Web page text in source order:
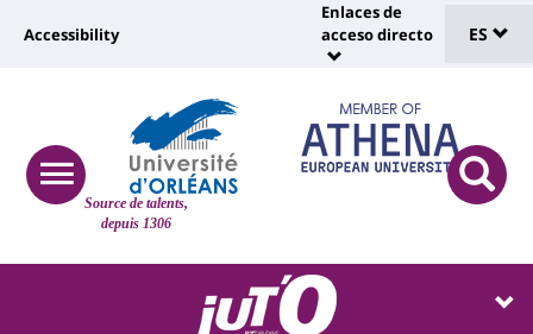
Site
Source de talents,
depuis 1306
responsive
menu
button
Université
vers
page
accessibilité
Accessibility
:
Shortcut
links
Enlaces de
acceso directo
de
ES